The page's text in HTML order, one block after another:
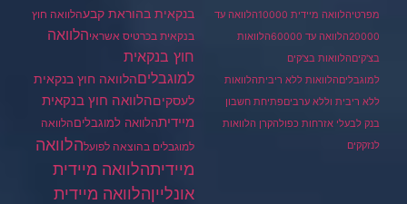
מפרטיהלוואה מיידית 10000
הלוואה עד
20000הלוואה עד 60000
הלוואות
בצ'קיםהלוואות בצ'קים
למוגבליםהלוואות ללא ריביתהלוואות
ללא ריבית וללא ערביםפתיחת חשבון
בנק לבעלי אזרחות כפולהקרן הלוואות
לנזקקים
בנקאית בהוראת קבעהלוואה חוץ
בנקאית בכרטיס אשראיהלוואה
חוץ בנקאית
למוגבליםהלוואה חוץ בנקאית
לעסקיםהלוואה חוץ בנקאית
מיידיתהלוואה למוגבליםהלוואה
למוגבלים בהוצאה לפועלהלוואה
מיידיתהלוואה מיידית
אונלייןהלוואה מיידית